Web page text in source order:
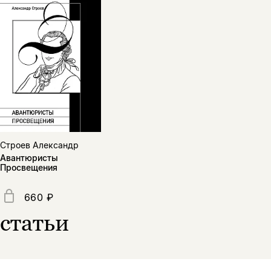
Строев Александр
Авантюристы
Просвещения
660 ₽
статьи
Копировать
ссылку